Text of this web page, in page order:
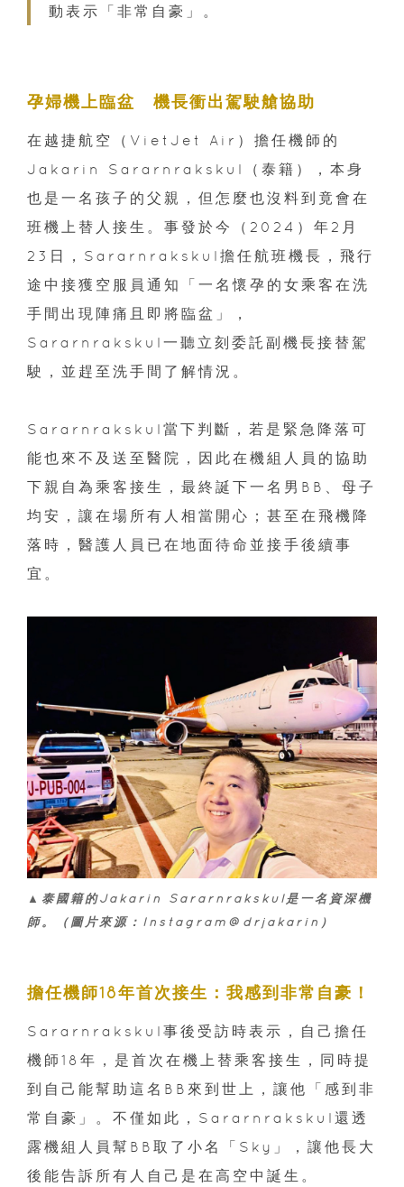
動表示「非常自豪」。
孕婦機上臨盆 機長衝出駕駛艙協助
在越捷航空（VietJet Air）擔任機師的
Jakarin Sararnrakskul（泰籍），本身
也是一名孩子的父親，但怎麼也沒料到竟會在
班機上替人接生。事發於今（2024）年2月
23日，Sararnrakskul擔任航班機長，飛行
途中接獲空服員通知「一名懷孕的女乘客在洗
手間出現陣痛且即將臨盆」，
Sararnrakskul一聽立刻委託副機長接替駕
駛，並趕至洗手間了解情況。
Sararnrakskul當下判斷，若是緊急降落可
能也來不及送至醫院，因此在機組人員的協助
下親自為乘客接生，最終誕下一名男BB、母子
均安，讓在場所有人相當開心；甚至在飛機降
落時，醫護人員已在地面待命並接手後續事
宜。
▲泰國籍的Jakarin Sararnrakskul是一名資深機
師。（圖片來源：Instagram@drjakarin）
擔任機師18年首次接生：我感到非常自豪！
Sararnrakskul事後受訪時表示，自己擔任
機師18年，是首次在機上替乘客接生，同時提
到自己能幫助這名BB來到世上，讓他「感到非
常自豪」。不僅如此，Sararnrakskul還透
露機組人員幫BB取了小名「Sky」，讓他長大
後能告訴所有人自己是在高空中誕生。